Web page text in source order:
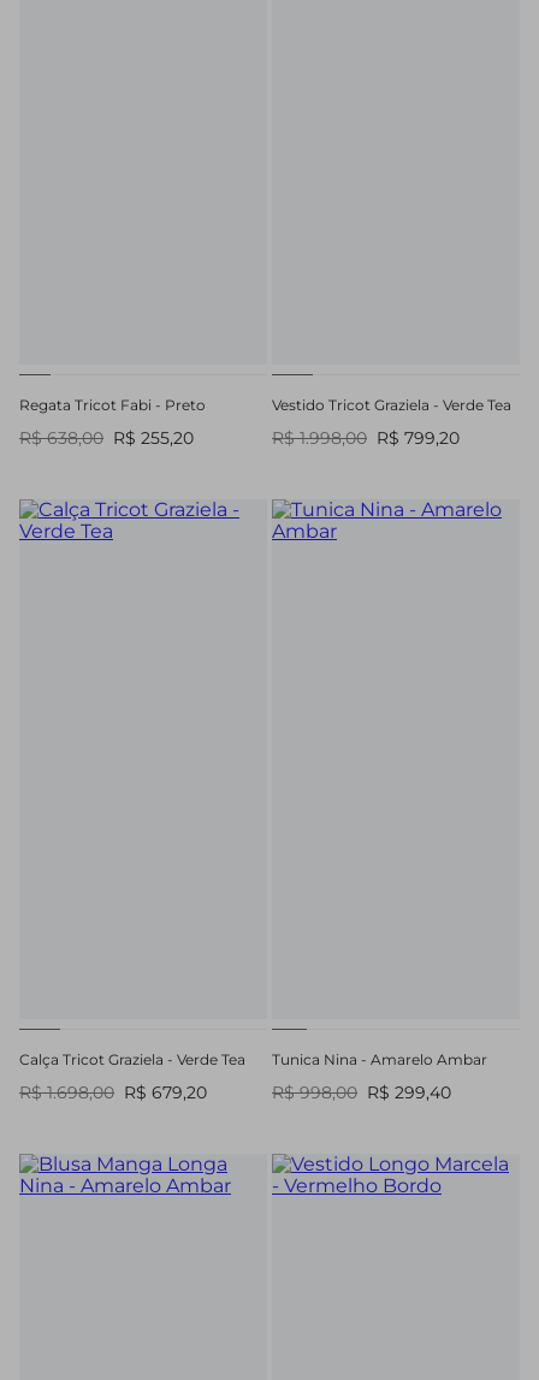
Regata Tricot Fabi - Preto
R$ 638,00 R$ 255,20
Vestido Tricot Graziela - Verde Tea
R$ 1.998,00 R$ 799,20
Calça Tricot Graziela - Verde Tea
R$ 1.698,00 R$ 679,20
Tunica Nina - Amarelo Ambar
R$ 998,00 R$ 299,40